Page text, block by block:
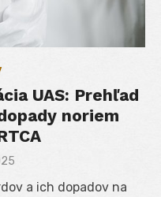
UAS: Prehľad
noriem
a ich dopadov na